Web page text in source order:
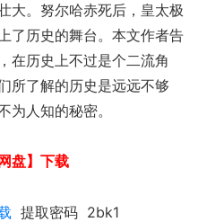
大。努尔哈赤死后，皇太极
了历史的舞台。本文作者告
在历史上不过是个二流角
所了解的历史是远远不够
为人知的秘密。
盘】下载
提取密码 2bk1